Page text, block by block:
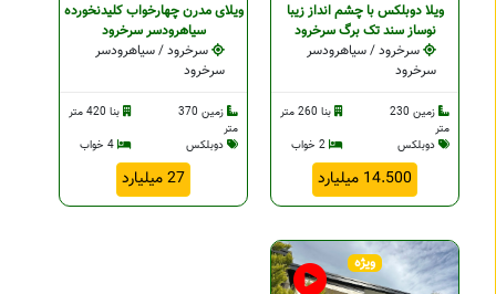
ویلا دوبلکس با چشم انداز زیبا
نوساز سند تک برگ سرخرود
سرخرود / سیاهرودسر
سرخرود
زمین 230
متر
بنا 260 متر
دوبلکس
2 خواب
14.500 میلیارد
ویلای مدرن چهارخواب کلیدنخورده
سیاهرودسر سرخرود
سرخرود / سیاهرودسر
سرخرود
زمین 370
متر
بنا 420 متر
دوبلکس
4 خواب
27 میلیارد
ویژه